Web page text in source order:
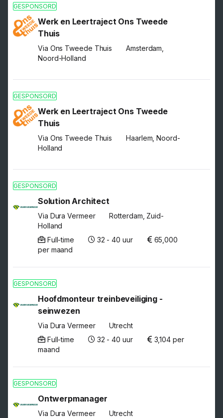
GESPONSORD
Werk en Leertraject Ons Tweede
Thuis
Via Ons Tweede Thuis
Amsterdam,
Noord-Holland
GESPONSORD
Werk en Leertraject Ons Tweede
Thuis
Via Ons Tweede Thuis
Haarlem, Noord-
Holland
GESPONSORD
Solution Architect
Via Dura Vermeer
Rotterdam, Zuid-
Holland
Full-time
32 - 40 uur
65,000
per maand
GESPONSORD
Hoofdmonteur treinbeveiliging -
seinwezen
Via Dura Vermeer
Utrecht
Full-time
32 - 40 uur
3,104 per
maand
GESPONSORD
Ontwerpmanager
Via Dura Vermeer
Utrecht